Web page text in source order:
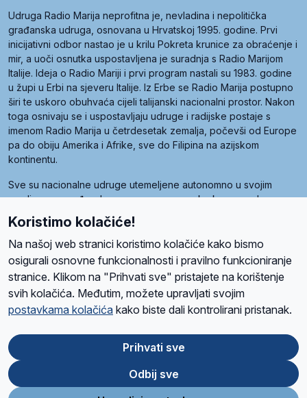
Udruga Radio Marija neprofitna je, nevladina i nepolitička
građanska udruga, osnovana u Hrvatskoj 1995. godine. Prvi
inicijativni odbor nastao je u krilu Pokreta krunice za obraćenje i
mir, a uoči osnutka uspostavljena je suradnja s Radio Marijom
Italije. Ideja o Radio Mariji i prvi program nastali su 1983. godine
u župi u Erbi na sjeveru Italije. Iz Erbe se Radio Marija postupno
širi te uskoro obuhvaća cijeli talijanski nacionalni prostor. Nakon
toga osnivaju se i uspostavljaju udruge i radijske postaje s
imenom Radio Marija u četrdesetak zemalja, počevši od Europe
pa do obiju Amerika i Afrike, sve do Filipina na azijskom
kontinentu.
Sve su nacionalne udruge utemeljene autonomno u svojim
zemljama, a međusobna su povezane preko krovne udruge
pod nazivom Svjetska obitelj Radio Marije (World Family of
Radio Maria). Svjetsku obitelj utemeljilo je sedam članica, među
kojima je i hrvatska Udruga Radio Marija.
O namaRadio ProgramVolonteriPrijateljiKontaktPravila privatnosti
Ova stranica je zaštićena Google reCAPTCHA sustavom
Store
Google
Play
Koristimo kolačiće!
Na našoj web stranici koristimo kolačiće kako bismo
osigurali osnovne funkcionalnosti i pravilno funkcioniranje
stranice. Klikom na "Prihvati sve" pristajete na korištenje
svih kolačića. Međutim, možete upravljati svojim
postavkama kolačića kako biste dali kontrolirani pristanak.
Prihvati sve
Odbij sve